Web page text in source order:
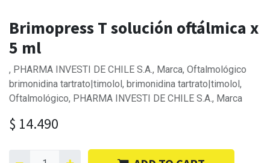
Brimopress T solución oftálmica x
5 ml
, PHARMA INVESTI DE CHILE S.A., Marca, Oftalmológico
brimonidina tartrato|timolol, brimonidina tartrato|timolol,
Oftalmológico, PHARMA INVESTI DE CHILE S.A., Marca
$ 14.490